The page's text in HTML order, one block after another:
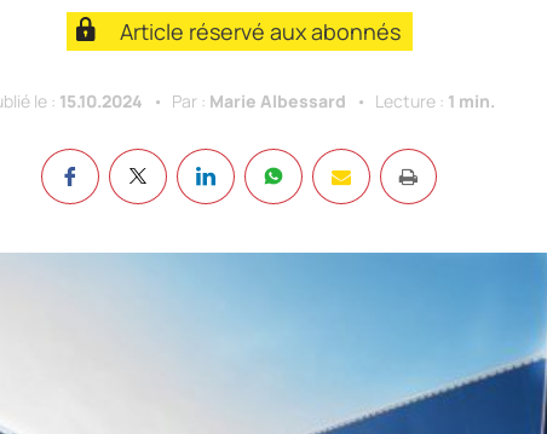
Article réservé aux abonnés
le : 15.10.2024 Par : Marie Albessard Lecture : 1 min.